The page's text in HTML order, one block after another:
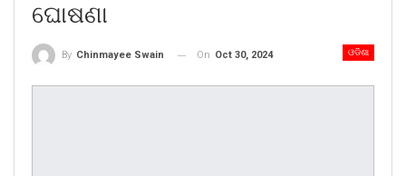
ଘୋଷଣା
ଓଡିଶା
By Chinmayee Swain On Oct 30, 2024